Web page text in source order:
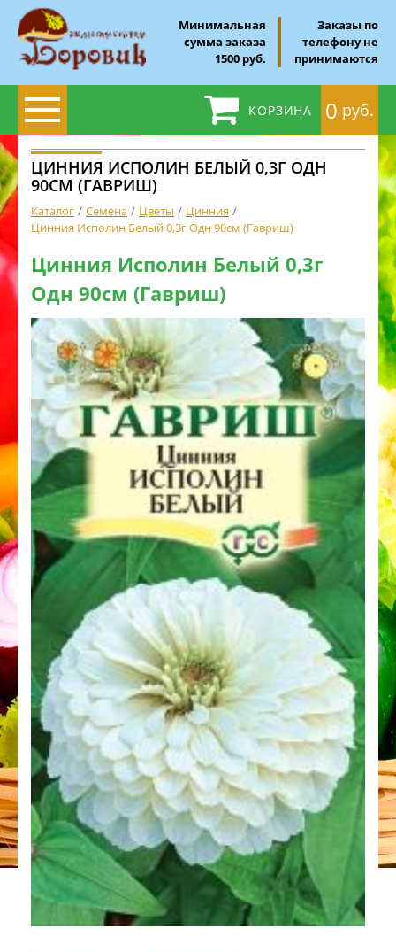
Минимальная
сумма заказа
1500 руб.
Заказы по
телефону не
принимаются
КОРЗИНА 0 руб.
ЦИННИЯ ИСПОЛИН БЕЛЫЙ 0,3Г ОДН
90СМ (ГАВРИШ)
Каталог Семена Цветы
Цинния
Цинния Исполин Белый 0,3г Одн 90см (Гавриш)
Цинния Исполин Белый 0,3г
Одн 90см (Гавриш)